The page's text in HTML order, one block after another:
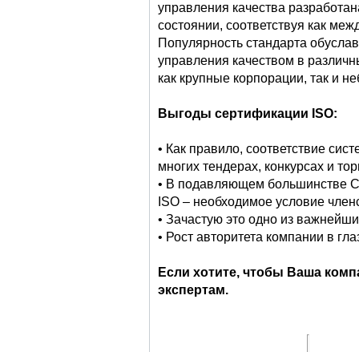
управления качества
состоянии, соответствуя как
Популярность стандарта
управления качеством в
как крупные корпорации, так и
Выгоды сертификации ISO:
• Как правило, соответствие
многих тендерах, конкурсах и
• В подавляющем большинстве
ISO – необходимое условие
• Зачастую это одно из
• Рост авторитета компании в
Если хотите, чтобы Ваша
экспертам.